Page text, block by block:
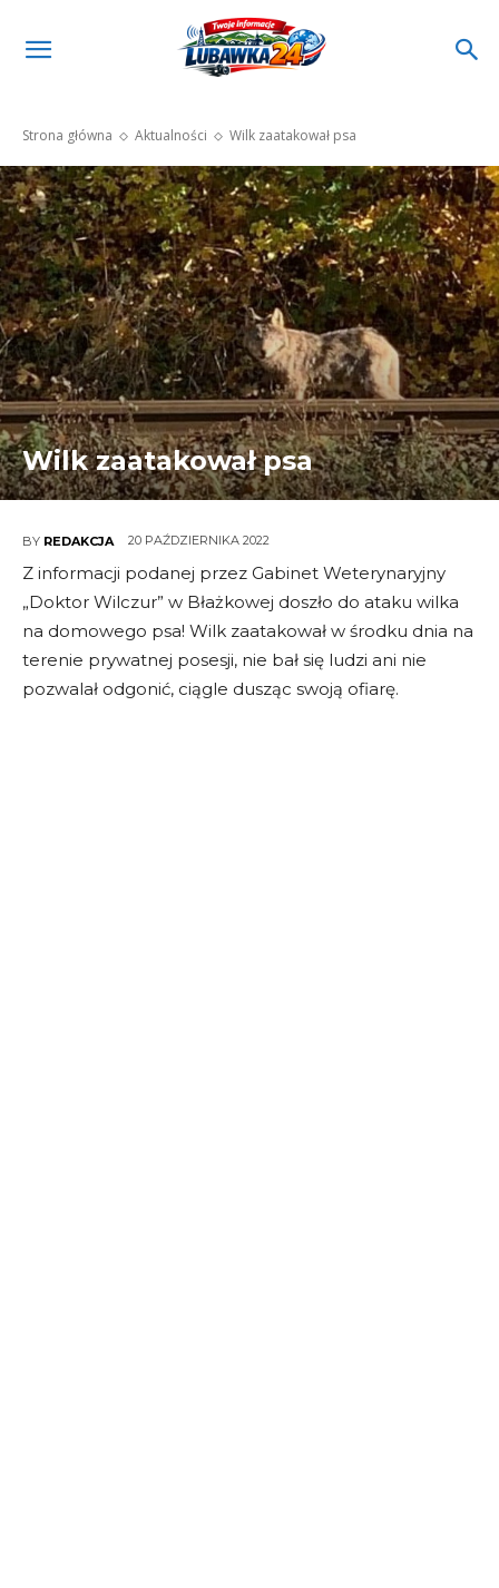
Strona główna Aktualności Wilk zaatakował psa
Wilk zaatakował psa
BY REDAKCJA 20 PAŹDZIERNIKA 2022
Z informacji podanej przez Gabinet Weterynaryjny
„Doktor Wilczur” w Błażkowej doszło do ataku wilka
na domowego psa! Wilk zaatakował w środku dnia na
terenie prywatnej posesji, nie bał się ludzi ani nie
pozwalał odgonić, ciągle dusząc swoją ofiarę.